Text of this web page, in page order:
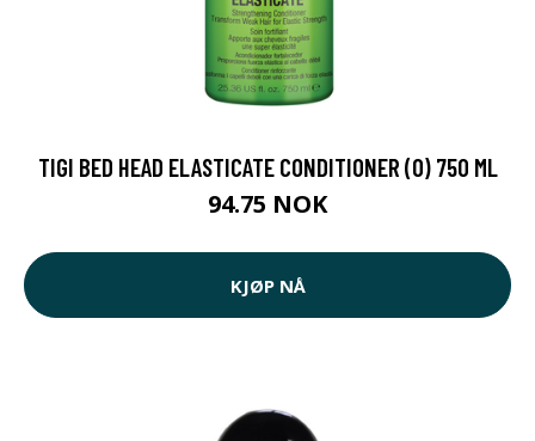
TIGI BED HEAD ELASTICATE CONDITIONER (O) 750 ML
94.75 NOK
KJØP NÅ